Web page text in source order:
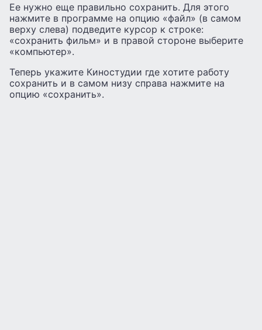
Ее нужно еще правильно сохранить. Для этого
нажмите в программе на опцию «файл» (в самом
верху слева) подведите курсор к строке:
«сохранить фильм» и в правой стороне выберите
«компьютер».
Теперь укажите Киностудии где хотите работу
сохранить и в самом низу справа нажмите на
опцию «сохранить».